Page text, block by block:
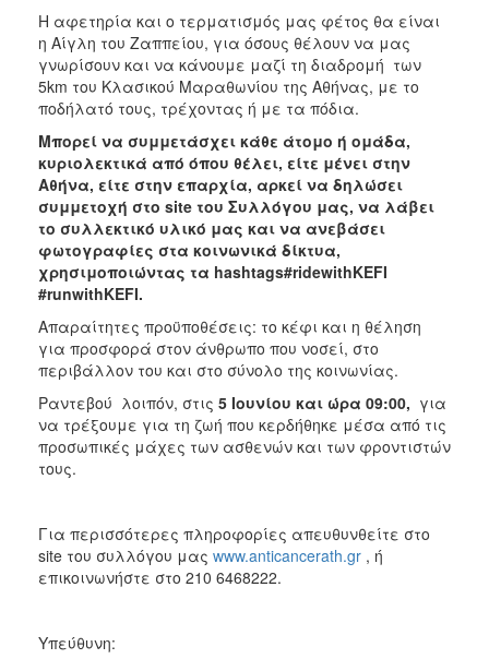
Η αφετηρία και ο τερματισμός μας φέτος θα είναι
η Αίγλη του Ζαππείου, για όσους θέλουν να μας
γνωρίσουν και να κάνουμε μαζί τη διαδρομή των
5km του Κλασικού Μαραθωνίου της Αθήνας, με το
ποδήλατό τους, τρέχοντας ή με τα πόδια.
Μπορεί να συμμετάσχει κάθε άτομο ή ομάδα,
κυριολεκτικά από όπου θέλει, είτε μένει στην
Αθήνα, είτε στην επαρχία, αρκεί να δηλώσει
συμμετοχή στο site του Συλλόγου μας, να λάβει
το συλλεκτικό υλικό μας και να ανεβάσει
φωτογραφίες στα κοινωνικά δίκτυα,
χρησιμοποιώντας τα hashtags#ridewithKEFI
#runwithKEFI.
Απαραίτητες προϋποθέσεις: το κέφι και η θέληση
για προσφορά στον άνθρωπο που νοσεί, στο
περιβάλλον του και στο σύνολο της κοινωνίας.
Ραντεβού λοιπόν, στις 5 Ιουνίου και ώρα 09:00, για
να τρέξουμε για τη ζωή που κερδήθηκε μέσα από τις
προσωπικές μάχες των ασθενών και των φροντιστών
τους.
Για περισσότερες πληροφορίες απευθυνθείτε στο
site του συλλόγου μας www.anticancerath.gr , ή
επικοινωνήστε στο 210 6468222.
Υπεύθυνη: